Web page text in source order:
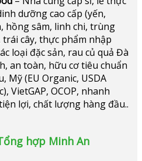
dưỡng cao cấp (yến,
hồng sâm, linh chi, trùng
trái cây, thực phẩm nhập
loại đặc sản, rau củ quả Đà
an toàn, hữu cơ tiêu chuẩn
Mỹ (EU Organic, USDA
VietGAP, OCOP, nhanh
lợi, chất lượng hàng đầu..
hợp Minh An